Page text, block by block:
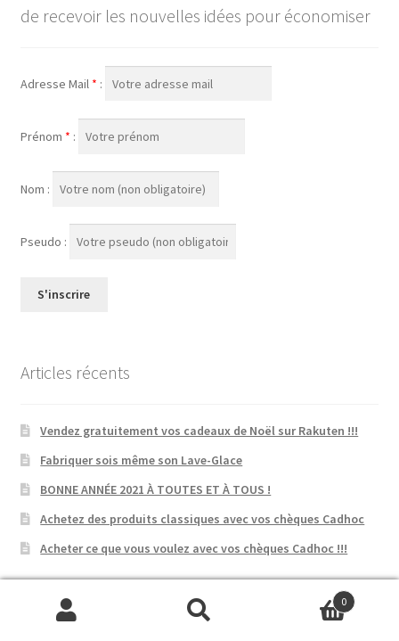
de recevoir les nouvelles idées pour économiser
Adresse Mail * :
Prénom * :
Nom :
Pseudo :
Articles récents
Vendez gratuitement vos cadeaux de Noël sur Rakuten !!!
Fabriquer sois même son Lave-Glace
BONNE ANNÉE 2021 À TOUTES ET À TOUS !
Achetez des produits classiques avec vos chèques Cadhoc
Acheter ce que vous voulez avec vos chèques Cadhoc !!!
Archives
Recherche
Recherche
0